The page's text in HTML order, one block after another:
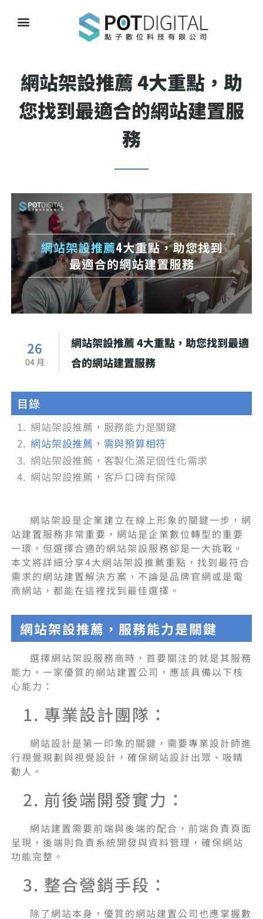
網站架設推薦 4大重點，助
您找到最適合的網站建置服
務
26
04 月
網站架設推薦 4大重點，助您找到最適
合的網站建置服務
目錄
網站架設推薦，服務能力是關鍵
網站架設推薦，需與預算相符
網站架設推薦，客製化滿足個性化需求
網站架設推薦，客戶口碑有保障
網站架設是企業建立在線上形象的關鍵一步，網
站建置服務非常重要，網站是企業數位轉型的重要
一環，但選擇合適的網站架設服務卻是一大挑戰。
本文將詳細分享4大網站架設推薦重點，找到最符合
需求的網站建置解決方案，不論是品牌官網或是電
商網站，都能在這裡找到最佳選擇。
網站架設推薦，服務能力是關鍵
選擇網站架設服務商時，首要關注的就是其服務
能力。一家優質的網站建置公司，應該具備以下核
心能力：
1. 專業設計團隊：
網站設計是第一印象的關鍵，需要專業設計師進
行視覺規劃與視覺設計，確保網站設計出眾、吸睛
動人。
2. 前後端開發實力：
網站建置需要前端與後端的配合，前端負責頁面
呈現，後端則負責系統開發與資料管理，確保網站
功能完整。
3. 整合營銷手段：
除了網站本身，優質的網站建置公司也應掌握數